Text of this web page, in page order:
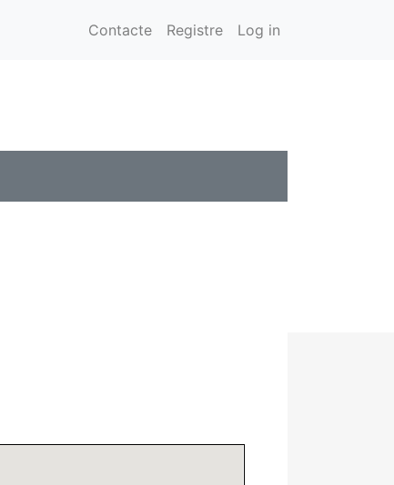
Contacte Registre Log in